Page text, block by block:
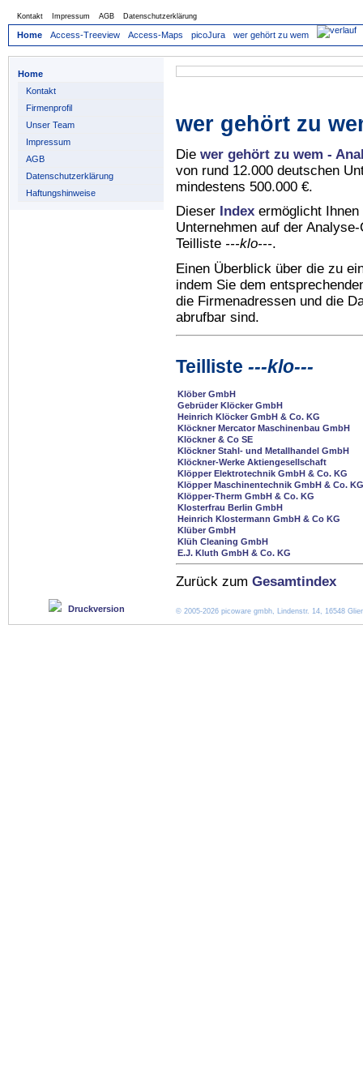
Kontakt Impressum AGB Datenschutzerklärung
Home Access-Treeview Access-Maps picoJura wer gehört zu wem
Home
Kontakt
Firmenprofil
Unser Team
Impressum
AGB
Datenschutzerklärung
Haftungshinweise
wer gehört zu
Die wer gehört zu wem -
von rund 12.000 deutschen
mindestens 500.000 €.
Dieser Index ermöglicht
Unternehmen auf der
Teilliste ---klo---.
Einen Überblick über die zu
indem Sie dem
die Firmenadressen und die
abrufbar sind.
Teilliste ---klo---
Klöber GmbH
Gebrüder Klöcker GmbH
Heinrich Klöcker GmbH & Co. KG
Klöckner Mercator Maschinenbau GmbH
Klöckner & Co SE
Klöckner Stahl- und Metallhandel GmbH
Klöckner-Werke Aktiengesellschaft
Klöpper Elektrotechnik GmbH & Co. KG
Klöpper Maschinentechnik GmbH & Co. KG
Klöpper-Therm GmbH & Co. KG
Klosterfrau Berlin GmbH
Heinrich Klostermann GmbH & Co KG
Klüber GmbH
Klüh Cleaning GmbH
E.J. Kluth GmbH & Co. KG
Zurück zum Gesamtindex
Druckversion © 2005-2026 picoware gmbh, Lindenstr. 14, 16548